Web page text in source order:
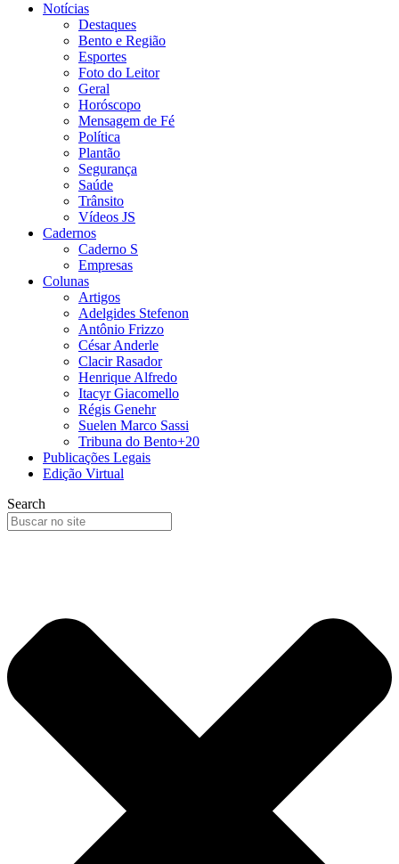
Notícias
Destaques
Bento e Região
Esportes
Foto do Leitor
Geral
Horóscopo
Mensagem de Fé
Política
Plantão
Segurança
Saúde
Trânsito
Vídeos JS
Cadernos
Caderno S
Empresas
Colunas
Artigos
Adelgides Stefenon
Antônio Frizzo
César Anderle
Clacir Rasador
Henrique Alfredo
Itacyr Giacomello
Régis Genehr
Suelen Marco Sassi
Tribuna do Bento+20
Publicações Legais
Edição Virtual
Search